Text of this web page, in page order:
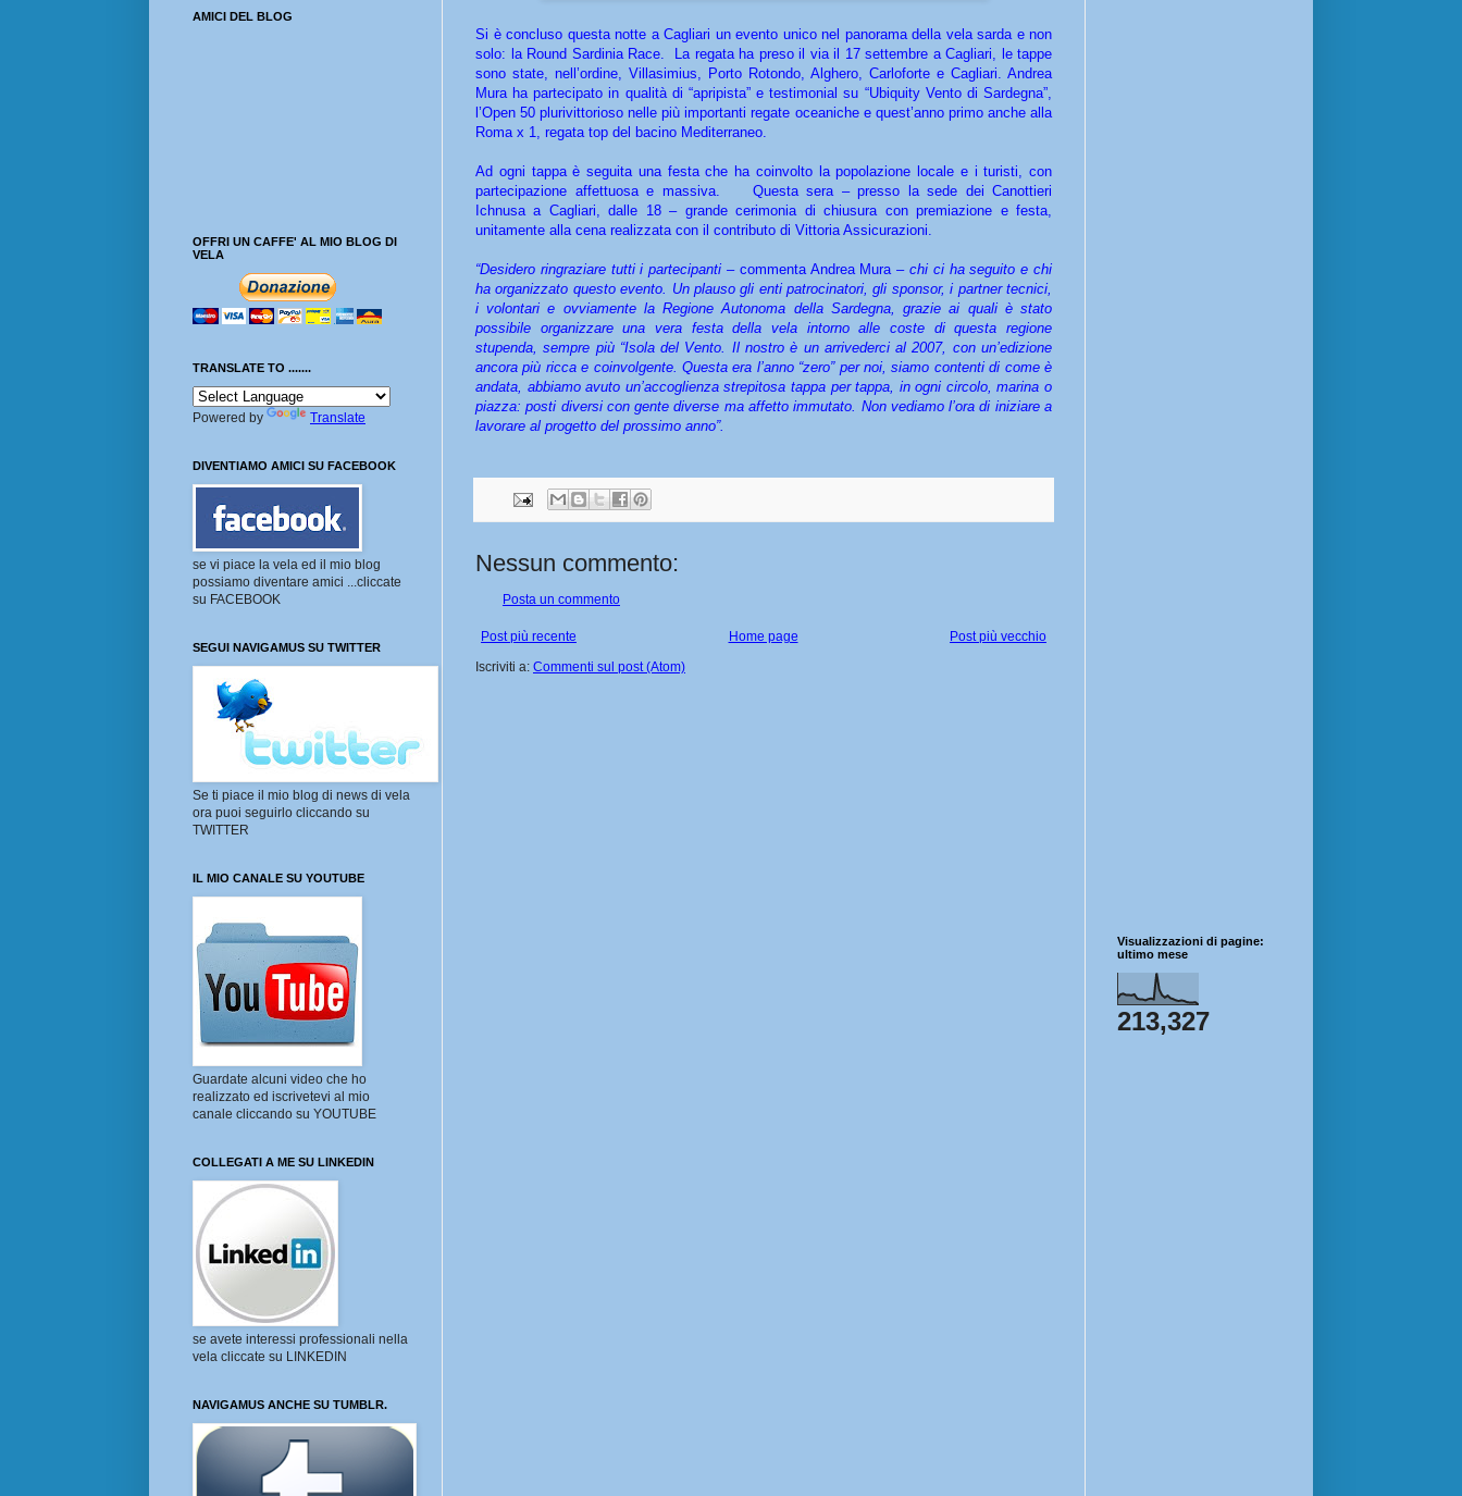
Si è concluso questa notte a Cagliari un evento unico nel panorama della vela sarda e non
solo: la Round Sardinia Race. La regata ha preso il via il 17 settembre a Cagliari, le tappe
sono state, nell’ordine, Villasimius, Porto Rotondo, Alghero, Carloforte e Cagliari. Andrea
Mura ha partecipato in qualità di “apripista” e testimonial su “Ubiquity Vento di Sardegna”,
l’Open 50 plurivittorioso nelle più importanti regate oceaniche e quest’anno primo anche alla
Roma x 1, regata top del bacino Mediterraneo.
Ad ogni tappa è seguita una festa che ha coinvolto la popolazione locale e i turisti, con
partecipazione affettuosa e massiva. Questa sera – presso la sede dei Canottieri
Ichnusa a Cagliari, dalle 18 – grande cerimonia di chiusura con premiazione e festa,
unitamente alla cena realizzata con il contributo di Vittoria Assicurazioni.
“Desidero ringraziare tutti i partecipanti – commenta Andrea Mura – chi ci ha seguito e chi
ha organizzato questo evento. Un plauso gli enti patrocinatori, gli sponsor, i partner tecnici,
i volontari e ovviamente la Regione Autonoma della Sardegna, grazie ai quali è stato
possibile organizzare una vera festa della vela intorno alle coste di questa regione
stupenda, sempre più “Isola del Vento. Il nostro è un arrivederci al 2007, con un’edizione
ancora più ricca e coinvolgente. Questa era l’anno “zero” per noi, siamo contenti di come è
andata, abbiamo avuto un’accoglienza strepitosa tappa per tappa, in ogni circolo, marina o
piazza: posti diversi con gente diverse ma affetto immutato. Non vediamo l’ora di iniziare a
lavorare al progetto del prossimo anno”.
Nessun commento:
Posta un commento
Post più recente Post più vecchio
Home page
Iscriviti a: Commenti sul post (Atom)
AMICI DEL BLOG
OFFRI UN CAFFE' AL MIO BLOG DI
VELA
TRANSLATE TO .......
Powered by Translate
DIVENTIAMO AMICI SU FACEBOOK
se vi piace la vela ed il mio blog
possiamo diventare amici ...cliccate
su FACEBOOK
SEGUI NAVIGAMUS SU TWITTER
Se ti piace il mio blog di news di vela
ora puoi seguirlo cliccando su
TWITTER
IL MIO CANALE SU YOUTUBE
Guardate alcuni video che ho
realizzato ed iscrivetevi al mio
canale cliccando su YOUTUBE
COLLEGATI A ME SU LINKEDIN
se avete interessi professionali nella
vela cliccate su LINKEDIN
NAVIGAMUS ANCHE SU TUMBLR.
Visualizzazioni di pagine:
ultimo mese
213,327